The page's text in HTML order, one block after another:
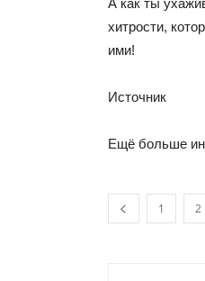
А как ты
хитрости,
ими!
Источник
Ещё больше
1 2